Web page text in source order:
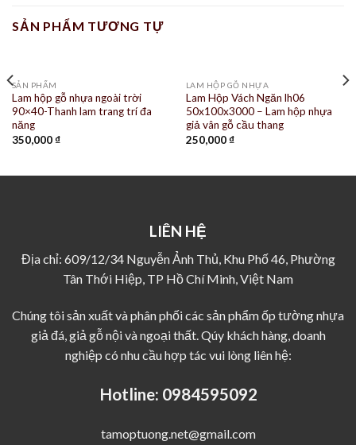
SẢN PHẨM TƯƠNG TỰ
SẢN PHẨM
Lam hộp gỗ nhựa ngoài trời
90×40-Thanh lam trang trí đa
năng
350,000₫
LAM HỘP GỖ NHỰA
Lam Hộp Vách Ngăn lh06
50x100x3000 – Lam hộp nhựa
giả vân gỗ cầu thang
250,000₫
LIÊN HỆ
Địa chỉ: 609/12/34 Nguyễn Ảnh Thủ, Khu Phố 46, Phường
Tân Thới Hiệp, TP Hồ Chí Minh, Việt Nam
Chúng tôi sản xuất và phân phối các sản phẩm ốp tường nhựa
giả đá, giả gỗ nội và ngoại thất. Qúy khách hàng, doanh
nghiệp có nhu cầu hợp tác vui lòng liên hệ:
Hotline: 0984595092
tamoptuong.net@gmail.com